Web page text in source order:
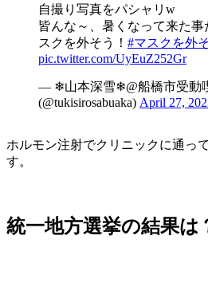
自撮り写真をパシャリw
皆んな～、暑くなって来た
スクを外そう！ #マスクを外
pic.twitter.com/UyEuZ252Gr
— ❄山本深雪❄@船橋市受動
(@tukisirosabuaka) April 27,
ホルモン注射でクリニックに通っ
す。
統一地方選挙の結果は